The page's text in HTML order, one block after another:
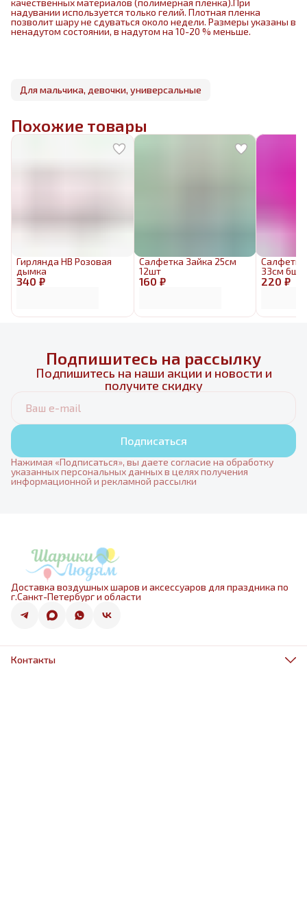
качественных материалов (полимерная пленка).При
надувании используется только гелий. Плотная пленка
позволит шару не сдуваться около недели. Размеры указаны в
ненадутом состоянии, в надутом на 10-20 % меньше.
Для мальчика, девочки, универсальные
Похожие товары
340 ₽
Гирлянда HB Розовая
дымка
160 ₽
Салфетка Зайка 25см
12шт
220 ₽
Салфетка
33см 6шт
Подпишитесь на рассылку
Подпишитесь на наши акции и новости и
получите скидку
Подписаться
Нажимая «Подписаться», вы даете согласие на обработку
указанных персональных данных в целях получения
информационной и рекламной рассылки
Доставка воздушных шаров и аксессуаров для праздника по
г.Санкт-Петербург и области
Контакты